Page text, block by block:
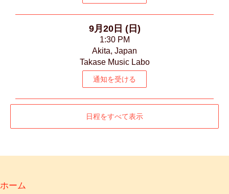
9月20日 (日)
1:30 PM
Akita, Japan
Takase Music Labo
通知を受ける
日程をすべて表示
ホーム